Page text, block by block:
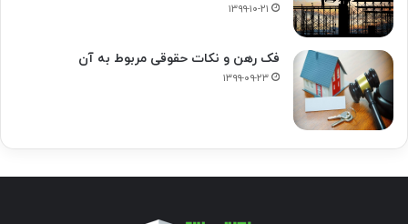
۱۳۹۹-۱۰-۲۱
فک‌ رهن و نکات حقوقی مربوط به آن
۱۳۹۹-۰۹-۲۳